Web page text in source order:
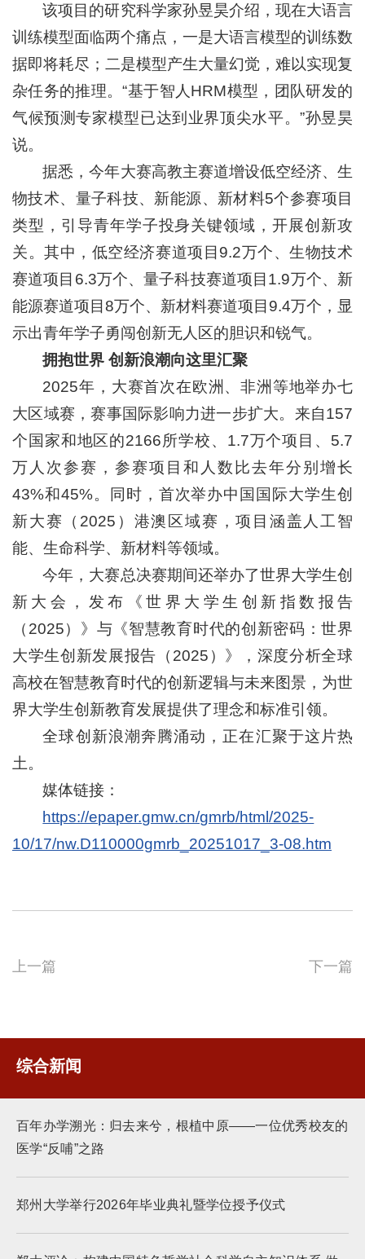
该项目的研究科学家孙昱昊介绍，现在大语言
训练模型面临两个痛点，一是大语言模型的训练数
据即将耗尽；二是模型产生大量幻觉，难以实现复
杂任务的推理。“基于智人HRM模型，团队研发的
气候预测专家模型已达到业界顶尖水平。”孙昱昊
说。
据悉，今年大赛高教主赛道增设低空经济、生
物技术、量子科技、新能源、新材料5个参赛项目
类型，引导青年学子投身关键领域，开展创新攻
关。其中，低空经济赛道项目9.2万个、生物技术
赛道项目6.3万个、量子科技赛道项目1.9万个、新
能源赛道项目8万个、新材料赛道项目9.4万个，显
示出青年学子勇闯创新无人区的胆识和锐气。
拥抱世界 创新浪潮向这里汇聚
2025年，大赛首次在欧洲、非洲等地举办七
大区域赛，赛事国际影响力进一步扩大。来自157
个国家和地区的2166所学校、1.7万个项目、5.7
万人次参赛，参赛项目和人数比去年分别增长
43%和45%。同时，首次举办中国国际大学生创
新大赛（2025）港澳区域赛，项目涵盖人工智
能、生命科学、新材料等领域。
今年，大赛总决赛期间还举办了世界大学生创
新大会，发布《世界大学生创新指数报告
（2025）》与《智慧教育时代的创新密码：世界
大学生创新发展报告（2025）》，深度分析全球
高校在智慧教育时代的创新逻辑与未来图景，为世
界大学生创新教育发展提供了理念和标准引领。
全球创新浪潮奔腾涌动，正在汇聚于这片热
土。
媒体链接：
https://epaper.gmw.cn/gmrb/html/2025-
10/17/nw.D110000gmrb_20251017_3-08.htm
上一篇 下一篇
综合新闻
百年办学溯光：归去来兮，根植中原——一位优秀校友的
医学“反哺”之路
郑州大学举行2026年毕业典礼暨学位授予仪式